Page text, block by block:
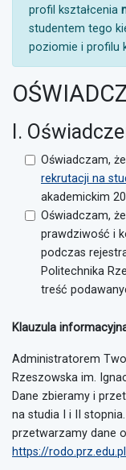
profil kształcenia
studentem tego
poziomie i profilu
I.
Oświadczam,
rekrutacji na
akademickim
Oświadczam,
prawdziwość i
podczas
Politechnika
treść
Klauzula
Administratorem
Rzeszowska im.
Dane zbieramy i
na studia I i II
przetwarzamy dane
https://